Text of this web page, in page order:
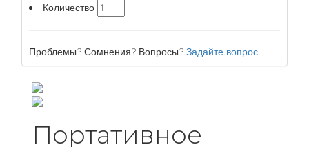
Количество
Проблемы? Сомнения? Вопросы? Задайте вопрос!
Портативное